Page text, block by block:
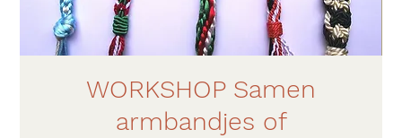
WORKSHOP Samen
armbandjes of